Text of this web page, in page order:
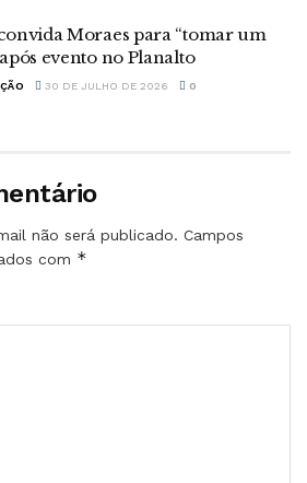
Moraes para “tomar um
evento no Planalto
30 DE JULHO DE 2026 0
não será publicado. Campos
com *